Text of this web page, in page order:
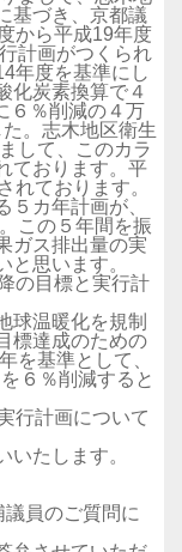
基づき、京都議
から平成19年度
計画がつくられ
年度を基準にし
化炭素換算で４
６％削減の４万
。志木地区衛生
して、このカラ
ております。平
れております。
５カ年計画が、
この５年間を振
ガス排出量の実
と思います。
の目標と実行計
球温暖化を規制
標達成のための
を基準として、
６％削減すると
行計画について
いたします。
員のご質問に